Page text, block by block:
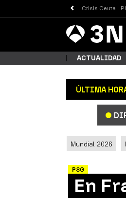
Crisis Ceuta
Antena
3 Noticias
ACTUALIDAD
ÚLTIMA
Mundial 2026
PSG
En